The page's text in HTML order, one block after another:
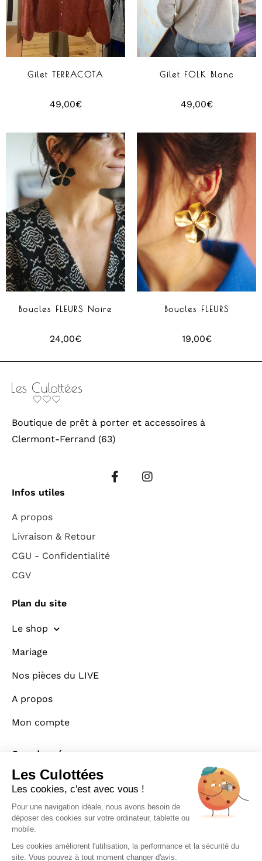
Gilet TERRACOTA
49,00€
Gilet FOLK Blanc
49,00€
Boucles FLEURS Noire
24,00€
Boucles FLEURS
19,00€
Boutique de prêt à porter et accessoires à
Clermont-Ferrand (63)
Infos utiles
A propos
Livraison & Retour
CGU - Confidentialité
CGV
Plan du site
Le shop
Mariage
Nos pièces du LIVE
A propos
Mon compte
Coordonnées
CONTACT
11 impasse Perrier 63100 Clermont-Ferrand
Les Culottées
Les cookies, c'est avec vous !
Pour une navigation idéale, nous avons besoin de
déposer des cookies sur votre ordinateur, tablette ou
mobile.
Les cookies améliorent l'utilisation, la performance et la sécurité du
site. Vous pouvez à tout moment changer d'avis.